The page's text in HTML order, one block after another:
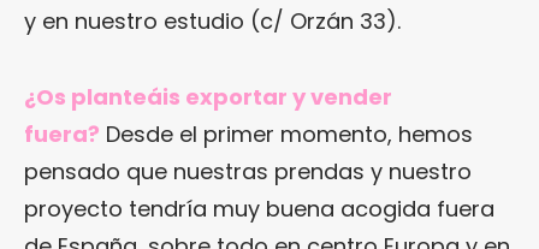
y en nuestro estudio (c/ Orzán 33).
¿Os planteáis exportar y vender
fuera? Desde el primer momento, hemos
pensado que nuestras prendas y nuestro
proyecto tendría muy buena acogida fuera